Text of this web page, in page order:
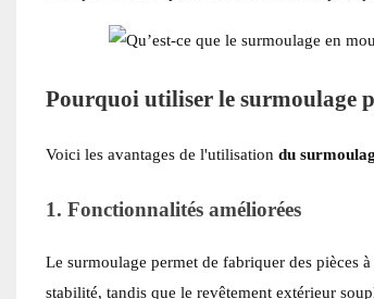
Pourquoi utiliser le surmoulage
Voici les avantages de l'utilisation du
1. Fonctionnalités améliorées
Le surmoulage permet de fabriquer des pièces
stabilité, tandis que le revêtement extérieur